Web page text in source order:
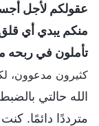
عقولكم لأجل
منكم يبدي أي قلق
تأملون في ربحه
كثيرون مدعوون،
الله حالتي
مترددًا دائمًا.